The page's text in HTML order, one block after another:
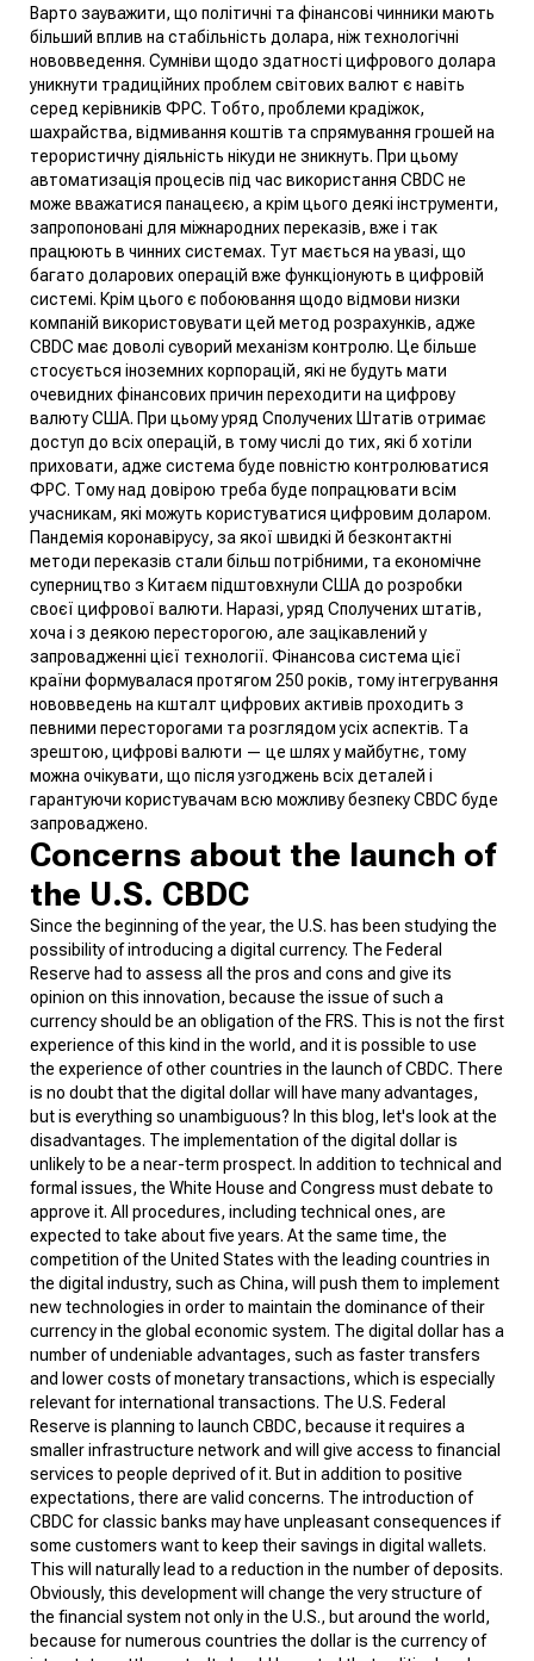
Варто зауважити, що політичні та фінансові чинники мають
більший вплив на стабільність долара, ніж технологічні
нововведення. Сумніви щодо здатності цифрового долара
уникнути традиційних проблем світових валют є навіть
серед керівників ФРС. Тобто, проблеми крадіжок,
шахрайства, відмивання коштів та спрямування грошей на
терористичну діяльність нікуди не зникнуть. При цьому
автоматизація процесів під час використання CBDC не
може вважатися панацеєю, а крім цього деякі інструменти,
запропоновані для міжнародних переказів, вже і так
працюють в чинних системах. Тут мається на увазі, що
багато доларових операцій вже функціонують в цифровій
системі. Крім цього є побоювання щодо відмови низки
компаній використовувати цей метод розрахунків, адже
CBDC має доволі суворий механізм контролю. Це більше
стосується іноземних корпорацій, які не будуть мати
очевидних фінансових причин переходити на цифрову
валюту США. При цьому уряд Сполучених Штатів отримає
доступ до всіх операцій, в тому числі до тих, які б хотіли
приховати, адже система буде повністю контролюватися
ФРС. Тому над довірою треба буде попрацювати всім
учасникам, які можуть користуватися цифровим доларом.
Пандемія коронавірусу, за якої швидкі й безконтактні
методи переказів стали більш потрібними, та економічне
суперництво з Китаєм підштовхнули США до розробки
своєї цифрової валюти. Наразі, уряд Сполучених штатів,
хоча і з деякою пересторогою, але зацікавлений у
запровадженні цієї технології. Фінансова система цієї
країни формувалася протягом 250 років, тому інтегрування
нововведень на кшталт цифрових активів проходить з
певними пересторогами та розглядом усіх аспектів. Та
зрештою, цифрові валюти — це шлях у майбутнє, тому
можна очікувати, що після узгоджень всіх деталей і
гарантуючи користувачам всю можливу безпеку CBDC буде
запроваджено.
Concerns about the launch of
the U.S. CBDC
Since the beginning of the year, the U.S. has been studying the
possibility of introducing a digital currency. The Federal
Reserve had to assess all the pros and cons and give its
opinion on this innovation, because the issue of such a
currency should be an obligation of the FRS. This is not the first
experience of this kind in the world, and it is possible to use
the experience of other countries in the launch of CBDC. There
is no doubt that the digital dollar will have many advantages,
but is everything so unambiguous? In this blog, let's look at the
disadvantages. The implementation of the digital dollar is
unlikely to be a near-term prospect. In addition to technical and
formal issues, the White House and Congress must debate to
approve it. All procedures, including technical ones, are
expected to take aboutfive years. At the same time, the
competition of the United States with the leading countries in
the digital industry, such as China, will push them to implement
new technologies in order to maintain the dominance of their
currency in the global economic system. The digital dollar has a
number of undeniable advantages, such as faster transfers
and lower costs of monetary transactions, which is especially
relevant for international transactions. The U.S. Federal
Reserve is planning to launch CBDC, because it requires a
smaller infrastructure network and will give access to financial
services to people deprived of it. But in addition to positive
expectations, there are valid concerns. The introduction of
CBDC for classic banks may have unpleasant consequences if
some customers want to keep their savings in digital wallets.
This will naturally lead to a reduction in the number of deposits.
Obviously, this development will change the very structure of
the financial system not only in the U.S., but around the world,
because for numerous countries the dollar is the currency of